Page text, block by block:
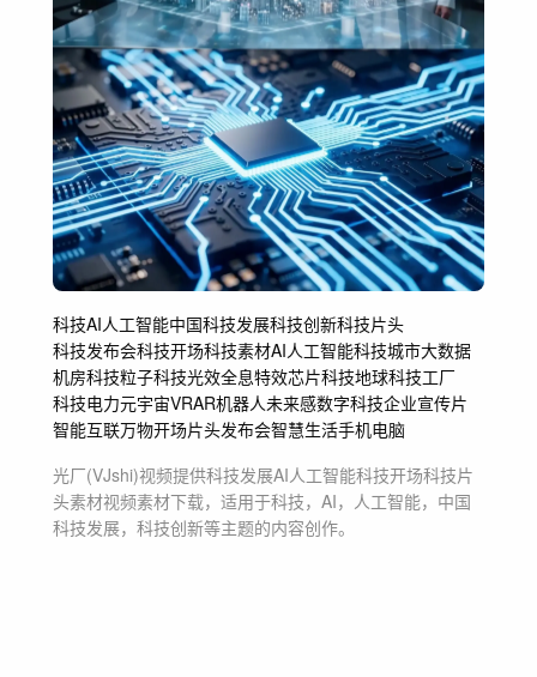
科技AI人工智能中国科技发展科技创新科技片头
科技发布会科技开场科技素材AI人工智能科技城市大数据
机房科技粒子科技光效全息特效芯片科技地球科技工厂
科技电力元宇宙VRAR机器人未来感数字科技企业宣传片
智能互联万物开场片头发布会智慧生活手机电脑
光厂(VJshi)视频提供科技发展AI人工智能科技开场科技片
头素材视频素材下载，适用于科技，AI，人工智能，中国
科技发展，科技创新等主题的内容创作。